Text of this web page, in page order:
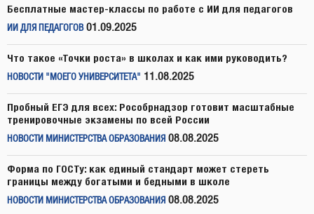
Бесплатные мастер-классы по работе с ИИ для педагогов
ИИ ДЛЯ ПЕДАГОГОВ 01.09.2025
Что такое «Точки роста» в школах и как ими руководить?
НОВОСТИ "МОЕГО УНИВЕРСИТЕТА" 11.08.2025
Пробный ЕГЭ для всех: Рособрнадзор готовит масштабные
тренировочные экзамены по всей России
НОВОСТИ МИНИСТЕРСТВА ОБРАЗОВАНИЯ 08.08.2025
Форма по ГОСТу: как единый стандарт может стереть
границы между богатыми и бедными в школе
НОВОСТИ МИНИСТЕРСТВА ОБРАЗОВАНИЯ 08.08.2025